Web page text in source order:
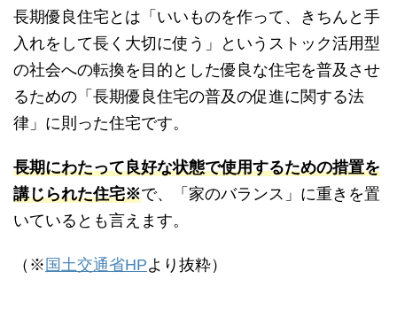
長期優良住宅とは「いいものを作って、きちんと手
入れをして長く大切に使う」というストック活用型
の社会への転換を目的とした優良な住宅を普及させ
るための「長期優良住宅の普及の促進に関する法
律」に則った住宅です。
長期にわたって良好な状態で使用するための措置を
講じられた住宅※で、「家のバランス」に重きを置
いているとも言えます。
（※ 国土交通省HPより抜粋）